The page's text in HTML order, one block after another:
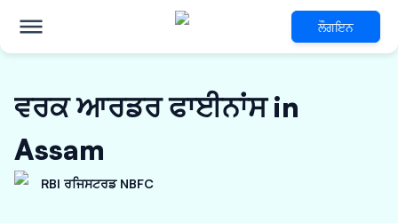
ਲੌਗਇਨ
ਵਰਕ ਆਰਡਰ ਫਾਈਨਾਂਸ in
Assam
RBI ਰਜਿਸਟਰਡ NBFC